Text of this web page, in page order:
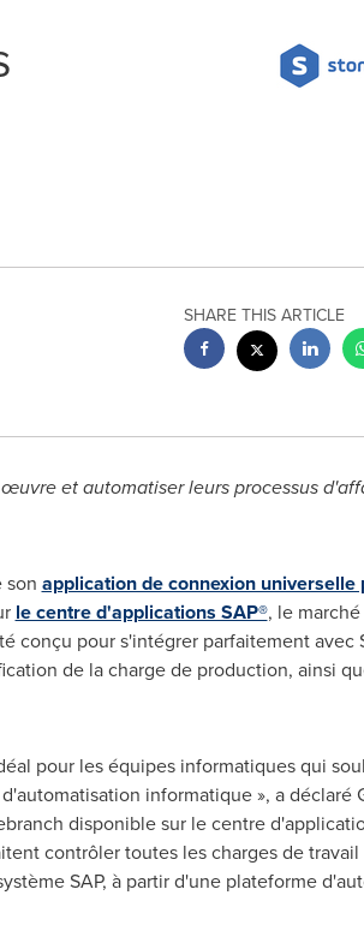
SHARE THIS ARTICLE
et automatiser leurs processus
son application de connexion universelle
le centre d'applications SAP®, le
conçu pour s'intégrer parfaitement avec
de la charge de production, ainsi
pour les équipes informatiques qui
informatique », a déclaré
disponible sur le centre
contrôler toutes les charges de
SAP, à partir d'une plateforme